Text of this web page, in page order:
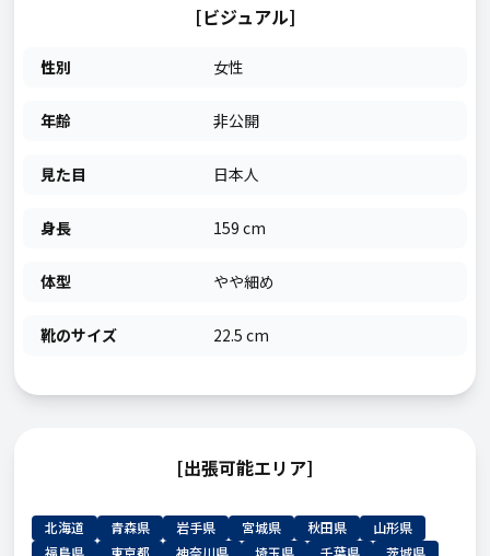
[ビジュアル]
性別 女性
年齢 非公開
見た目 日本人
身長 159 cm
体型 やや細め
靴のサイズ 22.5 cm
[出張可能エリア]
北海道 青森県 岩手県 宮城県 秋田県
山形県
福島県
東京都 神奈川県 埼玉県 千葉県
茨城県